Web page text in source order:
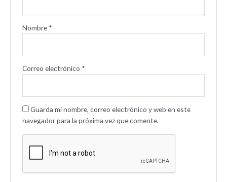
Nombre *
Correo electrónico *
Guarda mi nombre, correo electrónico y web en este
navegador para la próxima vez que comente.